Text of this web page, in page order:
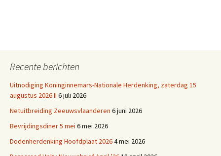
Recente berichten
Uitnodiging Koninginnemars-Nationale Herdenking, zaterdag 15
augustus 2026 II 6 juli 2026
Netuitbreiding Zeeuwsvlaanderen 6 juni 2026
Bevrijdingsdiner 5 mei 6 mei 2026
Dodenherdenking Hoofdplaat 20264 mei 2026